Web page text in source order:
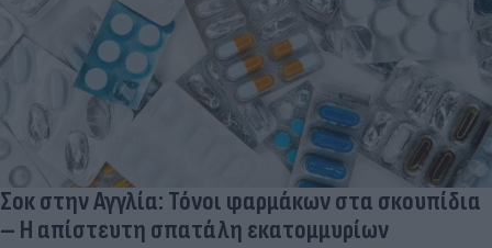
Σοκ στην Αγγλία: Τόνοι φαρμάκων στα σκουπίδια
– Η απίστευτη σπατάλη εκατομμυρίων